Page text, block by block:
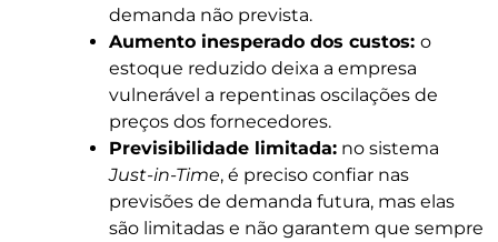
demanda não prevista.
Aumento inesperado dos custos: o
estoque reduzido deixa a empresa
vulnerável a repentinas oscilações de
preços dos fornecedores.
Previsibilidade limitada: no sistema
Just-in-Time, é preciso confiar nas
previsões de demanda futura, mas elas
são limitadas e não garantem que sempre